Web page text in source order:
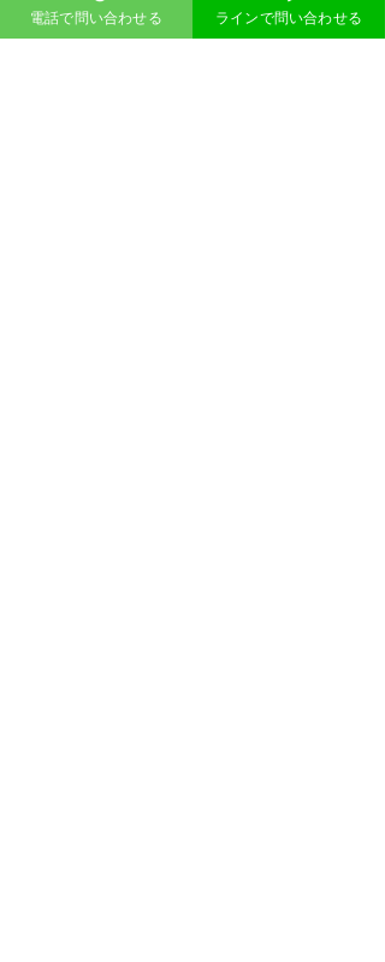
​ ・足のケア
電話で問い合わせる ラインで問い合わせる